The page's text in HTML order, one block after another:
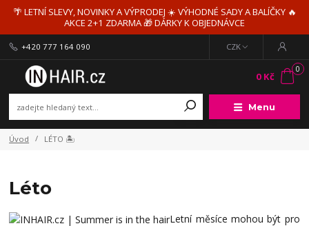
🌴 LETNÍ SLEVY, NOVINKY A VÝPRODEJ ☀️ VÝHODNÉ SADY A BALÍČKY 🔥
AKCE 2+1 ZDARMA 🎁 DÁRKY K OBJEDNÁVCE
Menu
CZK
+420 777 164 090
0
0 Kč
Úvod LÉTO 🏝️
Léto
Letní měsíce mohou být pro